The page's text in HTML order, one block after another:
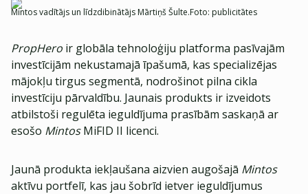
Mintos vadītājs un līdzdibinātājs Mārtiņš Šulte.Foto: publicitātes
PropHero ir globāla tehnoloģiju platforma pasīvajām
investīcijām nekustamajā īpašumā, kas specializējas
mājokļu tirgus segmentā, nodrošinot pilna cikla
investīciju pārvaldību. Jaunais produkts ir izveidots
atbilstoši regulēta ieguldījuma prasībām saskaņā ar
esošo MintosMiFID II licenci.
Jaunā produkta iekļaušana aizvien augošajā Mintos
aktīvu portfelī, kas jau šobrīd ietver ieguldījumus